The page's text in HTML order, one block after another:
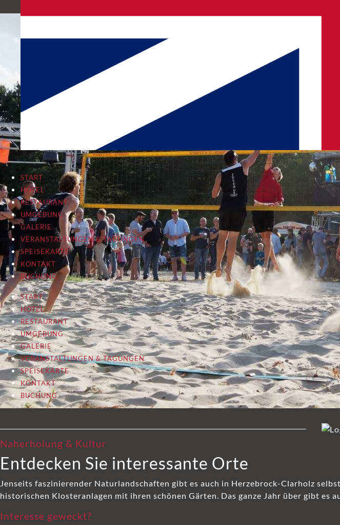
START
HOTEL
RESTAURANT
UMGEBUNG
GALERIE
VERANSTALTUNGEN & TAGUNGEN
SPEISEKARTE
KONTAKT
BUCHUNG
START
HOTEL
RESTAURANT
UMGEBUNG
GALERIE
VERANSTALTUNGEN & TAGUNGEN
SPEISEKARTE
KONTAKT
BUCHUNG
Naherholung & Kultur
Entdecken Sie interessante Orte
Jenseits faszinierender Naturlandschaften gibt es auch in Herzebrock-Clarholz
historischen Klosteranlagen mit ihren schönen Gärten. Das ganze Jahr über gibt es
Interesse geweckt?